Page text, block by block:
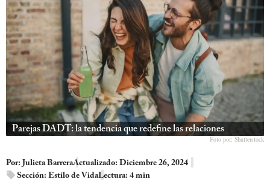
Parejas DADT: la tendencia que redefine las relaciones
Foto por: Shutterstock
Por: Julieta BarreraActualizado: Diciembre 26, 2024
Sección: Estilo de VidaLectura: 4 min